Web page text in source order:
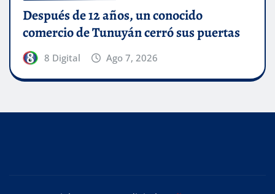
Después de 12 años, un conocido
comercio de Tunuyán cerró sus puertas
8 Digital Ago 7, 2026